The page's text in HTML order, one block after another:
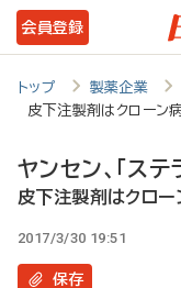
メ
イ
ツ
会員登録
トップ 製薬企業
皮下注製剤はクローン
ヤンセン、「ス
皮下注製剤はクロ
2017/3/30 19:51
保存